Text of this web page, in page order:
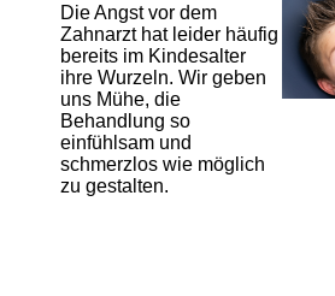
Die Angst vor dem
Zahnarzt hat leider häufig
bereits im Kindesalter
ihre Wurzeln. Wir geben
uns Mühe, die
Behandlung so
einfühlsam und
schmerzlos wie möglich
zu gestalten.